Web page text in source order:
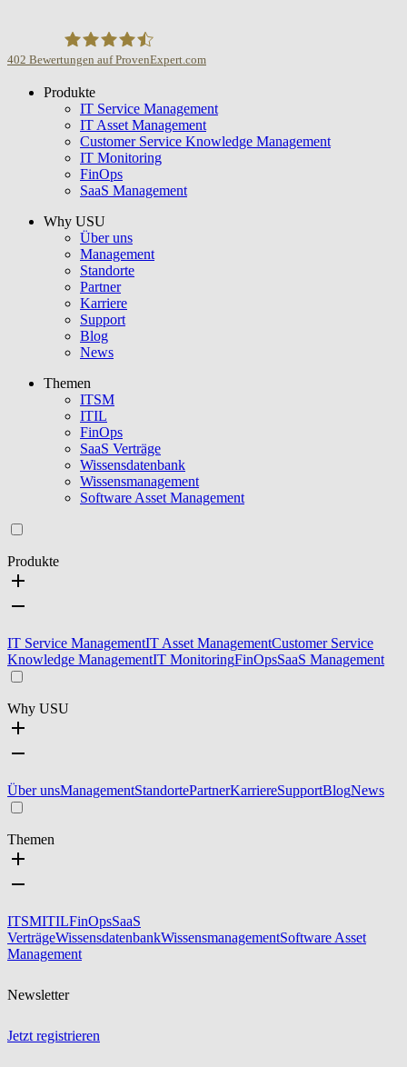
USU GmbH
402 Bewertungen auf ProvenExpert.com
Produkte
IT Service Management
IT Asset Management
Customer Service Knowledge Management
IT Monitoring
FinOps
SaaS Management
Why USU
Über uns
Management
Standorte
Partner
Karriere
Support
Blog
News
Themen
ITSM
ITIL
FinOps
SaaS Verträge
Wissensdatenbank
Wissensmanagement
Software Asset Management
Produkte
IT Service ManagementIT Asset ManagementCustomer Service
Knowledge ManagementIT MonitoringFinOpsSaaS Management
Why USU
Über unsManagementStandortePartnerKarriereSupportBlogNews
Themen
ITSMITILFinOpsSaaS
VerträgeWissensdatenbankWissensmanagementSoftware Asset
Management
Newsletter
Jetzt registrieren